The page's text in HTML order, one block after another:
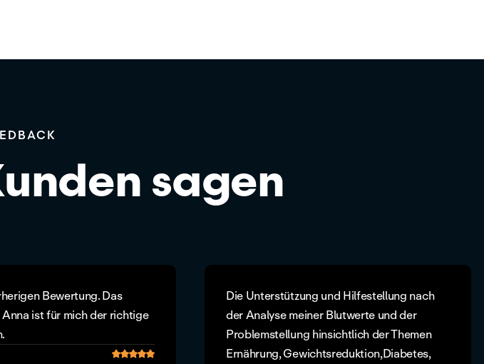
sagen
Bewertung. Das
ist für mich der richtige
Die Unterstützung und Hilfestellung nach
der Analyse meiner Blutwerte und der
Problemstellung hinsichtlich der Themen
Ernährung, Gewichtsreduktion,Diabetes,